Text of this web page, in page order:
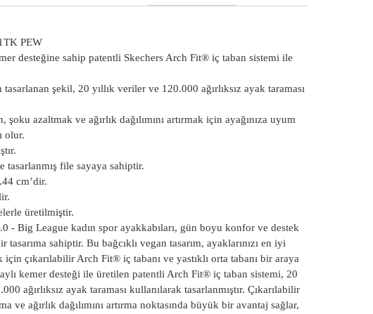
PEW
desteğine sahip patentli Skechers Arch Fit® iç taban sistemi ile
tasarlanan şekil, 20 yıllık veriler ve 120.000 ağırlıksız ayak taraması
şoku azaltmak ve ağırlık dağılımını artırmak için ayağınıza uyum
olur.
tasarlanmış file sayaya sahiptir.
cm’dir.
üretilmiştir.
- Big League kadın spor ayakkabıları, gün boyu konfor ve destek
tasarıma sahiptir. Bu bağcıklı vegan tasarım, ayaklarınızı en iyi
çıkarılabilir Arch Fit® iç tabanı ve yastıklı orta tabanı bir araya
kemer desteği ile üretilen patentli Arch Fit® iç taban sistemi, 20
ağırlıksız ayak taraması kullanılarak tasarlanmıştır. Çıkarılabilir
ve ağırlık dağılımını artırma noktasında büyük bir avantaj sağlar,